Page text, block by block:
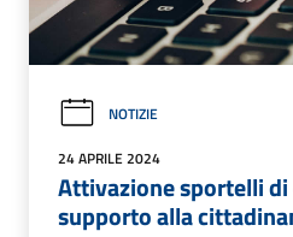
NOTIZIE
24 APRILE 2024
Attivazione sportelli
supporto alla